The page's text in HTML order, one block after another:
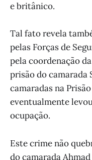
e britânico.
Tal fato revela
pelas Forças de
pela coordenação
prisão do camarada
camaradas na
eventualmente
ocupação.
Este crime não
do camarada Ahmad